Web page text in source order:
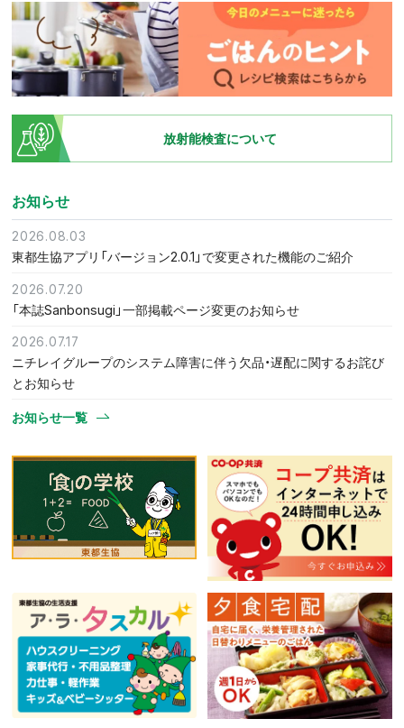
放射能検査について
お知らせ
2026.08.03
東都生協アプリ「バージョン2.0.1」で変更された機能のご紹介
2026.07.20
「本誌Sanbonsugi」一部掲載ページ変更のお知らせ
2026.07.17
ニチレイグループのシステム障害に伴う欠品・遅配に関するお詫び
とお知らせ
お知らせ一覧